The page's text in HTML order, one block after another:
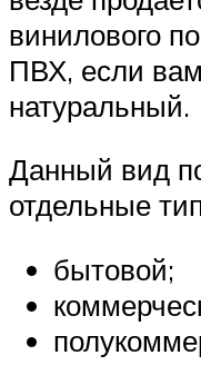
винилового
ПВХ, если
натуральный.
Данный вид
отдельные
бытовой;